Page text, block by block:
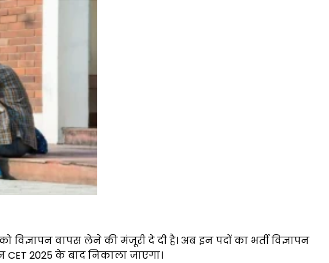
विज्ञापन वापस लेने की मंजूरी दे दी है। अब इन पदों का भर्ती विज्ञापन
CET 2025 के बाद निकाला जाएगा।